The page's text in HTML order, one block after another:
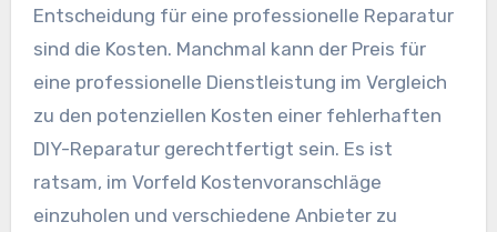
Entscheidung für eine professionelle Reparatur
sind die Kosten. Manchmal kann der Preis für
eine professionelle Dienstleistung im Vergleich
zu den potenziellen Kosten einer fehlerhaften
DIY-Reparatur gerechtfertigt sein. Es ist
ratsam, im Vorfeld Kostenvoranschläge
einzuholen und verschiedene Anbieter zu